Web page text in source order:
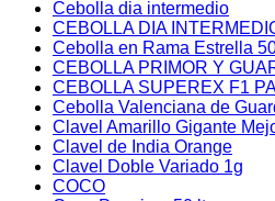
Cebolla dia intermedio
CEBOLLA DIA
Cebolla en Rama Estrella
CEBOLLA PRIMOR Y
CEBOLLA SUPEREX F1
Cebolla Valenciana de
Clavel Amarillo Gigante
Clavel de India Orange
Clavel Doble Variado 1g
COCO